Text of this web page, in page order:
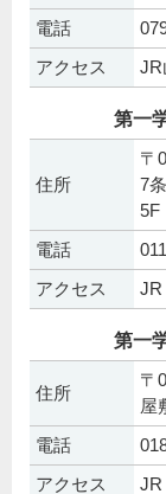
電話
アクセス
JR
第一
住所
〒
7
5F
電話
アクセス
JR
第一
住所
〒
屋
電話
アクセス
JR